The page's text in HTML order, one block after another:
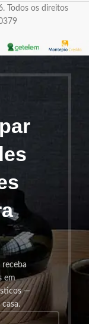
Todos os direitos
receba
em
—